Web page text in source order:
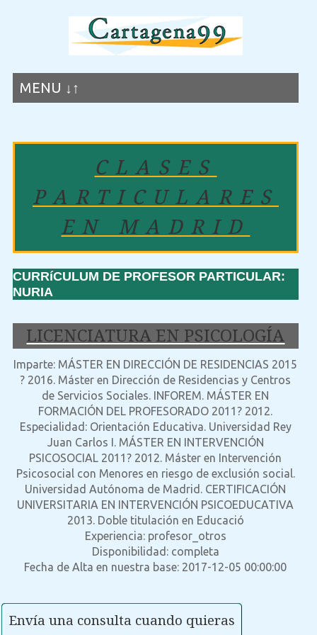
MENU ↓↑
CLASES
PARTICULARES
EN MADRID
CURRíCULUM DE PROFESOR PARTICULAR:
NURIA
LICENCIATURA EN PSICOLOGÍA
Imparte: MÁSTER EN DIRECCIÓN DE RESIDENCIAS 2015
? 2016. Máster en Dirección de Residencias y Centros
de Servicios Sociales. INFOREM. MÁSTER EN
FORMACIÓN DEL PROFESORADO 2011? 2012.
Especialidad: Orientación Educativa. Universidad Rey
Juan Carlos I. MÁSTER EN INTERVENCIÓN
PSICOSOCIAL 2011? 2012. Máster en Intervención
Psicosocial con Menores en riesgo de exclusión social.
Universidad Autónoma de Madrid. CERTIFICACIÓN
UNIVERSITARIA EN INTERVENCIÓN PSICOEDUCATIVA
2013. Doble titulación en Educació
Experiencia: profesor_otros
Disponibilidad: completa
Fecha de Alta en nuestra base: 2017-12-05 00:00:00
Envía una consulta cuando quieras